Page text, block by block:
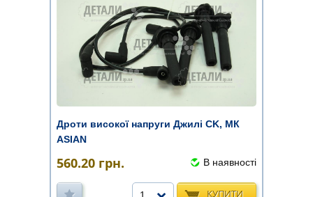
Дроти високої напруги Джилі CK, МК
ASIAN
560.20 грн. В наявності
КУПИТИ
1